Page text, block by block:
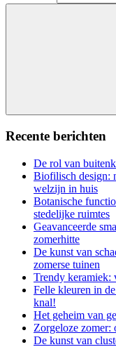
Recente berichten
De rol van
Biofilisch design:
welzijn in huis
Botanische
stedelijke ruimtes
Geavanceerde
zomerhitte
De kunst van
zomerse tuinen
Trendy keramiek:
Felle kleuren in
knal!
Het geheim van
Zorgeloze zomer:
De kunst van